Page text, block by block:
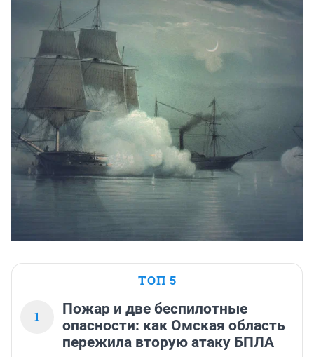
ТОП 5
1
Пожар и две беспилотные
опасности: как Омская область
пережила вторую атаку БПЛА